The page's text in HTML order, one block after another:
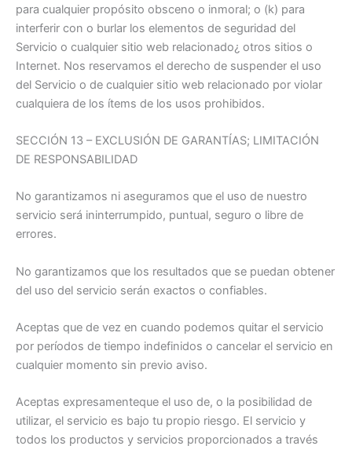
para cualquier propósito obsceno o inmoral; o (k) para
interferir con o burlar los elementos de seguridad del
Servicio o cualquier sitio web relacionado¿ otros sitios o
Internet. Nos reservamos el derecho de suspender el uso
del Servicio o de cualquier sitio web relacionado por violar
cualquiera de los ítems de los usos prohibidos.
SECCIÓN 13 – EXCLUSIÓN DE GARANTÍAS; LIMITACIÓN
DE RESPONSABILIDAD
No garantizamos ni aseguramos que el uso de nuestro
servicio será ininterrumpido, puntual, seguro o libre de
errores.
No garantizamos que los resultados que se puedan obtener
del uso del servicio serán exactos o confiables.
Aceptas que de vez en cuando podemos quitar el servicio
por períodos de tiempo indefinidos o cancelar el servicio en
cualquier momento sin previo aviso.
Aceptas expresamenteque el uso de, o la posibilidad de
utilizar, el servicio es bajo tu propio riesgo. El servicio y
todos los productos y servicios proporcionados a través